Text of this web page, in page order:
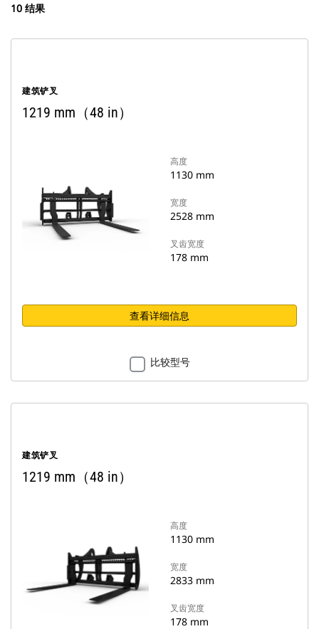
10 结果
建筑铲叉
1219 mm（48 in）
高度
1130 mm
宽度
2528 mm
叉齿宽度
178 mm
查看详细信息
比较型号
建筑铲叉
1219 mm（48 in）
高度
1130 mm
宽度
2833 mm
叉齿宽度
178 mm